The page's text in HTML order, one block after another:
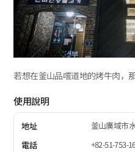
若想在釜山品嚐道地的烤牛肉，
使用說明
地址
釜山廣域市
電話
+82-51-753-